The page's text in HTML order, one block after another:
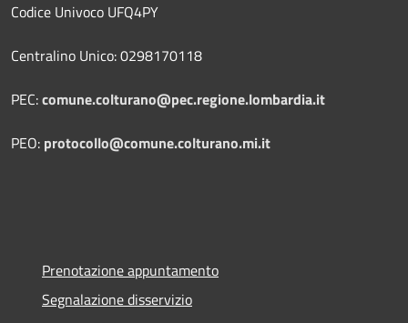
Codice Univoco UFQ4PY
Centralino Unico: 0298170118
PEC:comune.colturano@pec.regione.lombardia.it
PEO: protocollo@comune.colturano.mi.it
Prenotazione appuntamento
Segnalazione disservizio